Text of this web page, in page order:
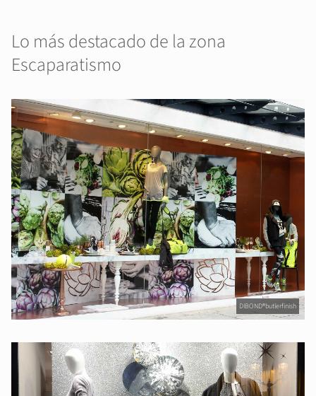
Lo más destacado de la zona
Escaparatismo
DIBOND®butlerfinish